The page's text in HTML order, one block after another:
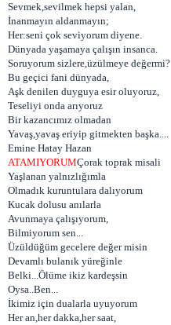
Sevmek,sevilmek hepsi yalan,
İnanmayın aldanmayın;
Her:seni çok seviyorum diyene.
Dünyada yaşamaya çalışın insanca.
Soruyorum sizlere,üzülmeye değermi?
Bu geçici fani dünyada,
Aşk denilen duyguya esir oluyoruz,
Teseliyi onda arıyoruz
Bir kazancımız olmadan
Yavaş,yavaş eriyip gitmekten başka....
Emine Hatay Hazan
ATAMIYORUMÇorak toprak misali
Yaşlanan yalnızlığımla
Olmadık kuruntulara dalıyorum
Kucak dolusu anılarla
Avunmaya çalışıyorum,
Bilmiyorum sen...
Üzüldüğüm gecelere değer misin
Devamlı bulanık yüreğinle
Belki...Ölüme ikiz kardeşsin
Oysa..Ben...
İkimiz için dualarla uyuyorum
Her an,her dakka,her saat,